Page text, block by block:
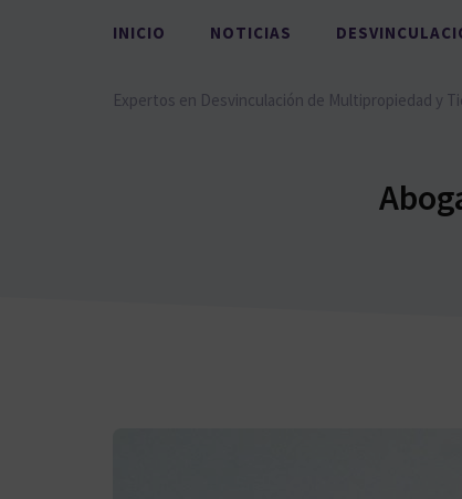
INICIO NOTICIAS
Expertos en Desvinculación de Multipropiedad y